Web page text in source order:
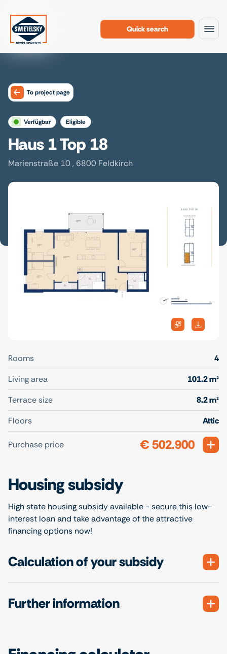
To the content Quick search
To project page
verfügbar eligible
Haus 1 Top 18
Marienstraße 10 , 6800 Feldkirch
Rooms
4
Living area
101.2 m²
Terrace size
8.2 m²
Floors
Attic
Purchase price € 502.900
Housing subsidy
High state housing subsidy available - secure this low-
interest loan and take advantage of the attractive
financing options now!
Calculation of your subsidy
Further information